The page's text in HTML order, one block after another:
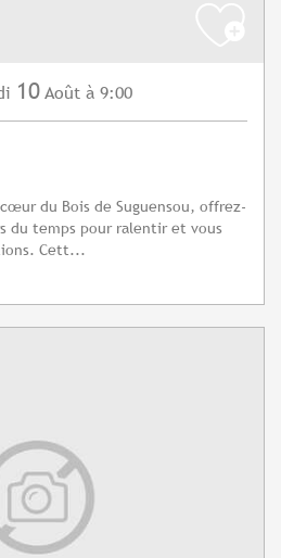
10 Août à 9:00
du Bois de Suguensou, offrez-
du temps pour ralentir et vous
Cett...